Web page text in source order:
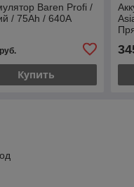
Baren Profi /
/ 75Ah / 640А
Купить